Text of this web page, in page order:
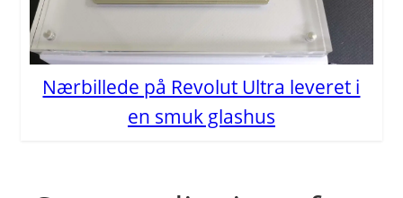
Nærbillede på Revolut Ultra leveret i
en smuk glashus